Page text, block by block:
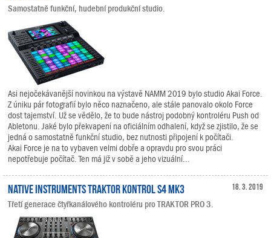
Samostatně funkční, hudební produkční studio.
Asi nejočekávanější novinkou na výstavě NAMM 2019 bylo studio Akai Force.
Z úniku pár fotografií bylo něco naznačeno, ale stále panovalo okolo Force
dost tajemství. Už se vědělo, že to bude nástroj podobný kontroléru Push od
Abletonu. Jaké bylo překvapení na oficiálním odhalení, když se zjistilo, že se
jedná o samostatně funkční studio, bez nutnosti připojení k počítači.
Akai Force je na to vybaven velmi dobře a opravdu pro svou práci
nepotřebuje počítač. Ten má již v sobě a jeho vizuální...
18. 3. 2019
Native Instruments TRAKTOR KONTROL S4 MK3
Třetí generace čtyřkanálového kontroléru pro TRAKTOR PRO 3.